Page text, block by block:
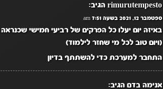
rimurutempesto הגיב:
ספטמבר 12, 2021 בשעה 7:51 am
באיזה יום יעלו כל הפרקים של רביעי חמישי שכנראה
(ויום טוב לכל מי שחזר לילמוד)
התחבר למערכת כדי להשתתף בדיון
אנימה בדם הגיב: